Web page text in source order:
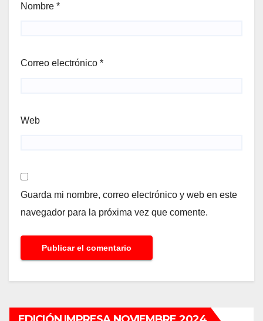
Nombre *
Correo electrónico *
Web
Guarda mi nombre, correo electrónico y web en este
navegador para la próxima vez que comente.